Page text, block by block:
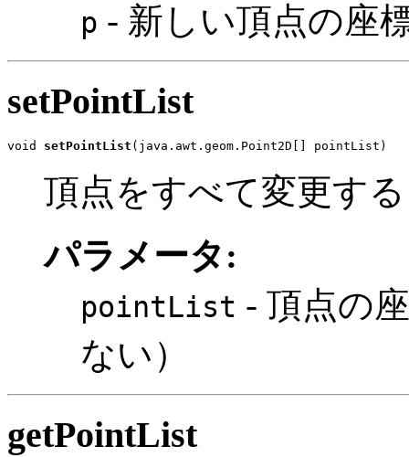
p - 新しい頂点の座
setPointList
void setPointList (java.awt.geom.Point2D[] pointList)
頂点をすべて変更する
パラメータ:
pointList - 頂点の
ない）
getPointList